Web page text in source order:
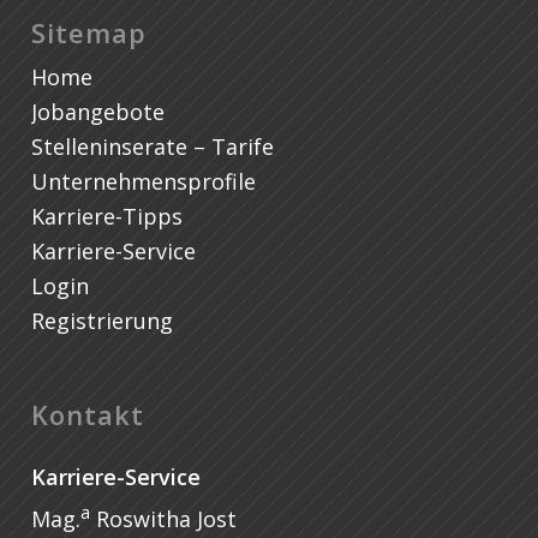
Sitemap
Home
Jobangebote
Stelleninserate – Tarife
Unternehmensprofile
Karriere-Tipps
Karriere-Service
Login
Registrierung
Kontakt
Karriere-Service
Mag.a Roswitha Jost